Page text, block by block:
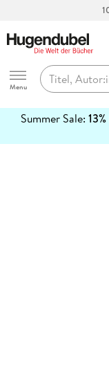
Hugendubel
Menu
Summer Sale:
erfahren